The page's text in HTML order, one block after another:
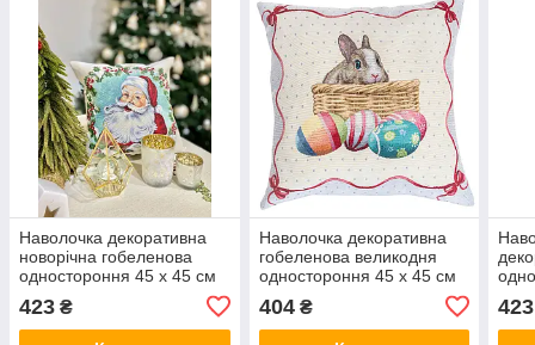
Наволочка декоративна
новорічна гобеленова
одностороння 45 х 45 см
MIRTO 009
423 ₴
Наволочка декоративна
гобеленова великодня
одностороння 45 х 45 см
404₴ 423